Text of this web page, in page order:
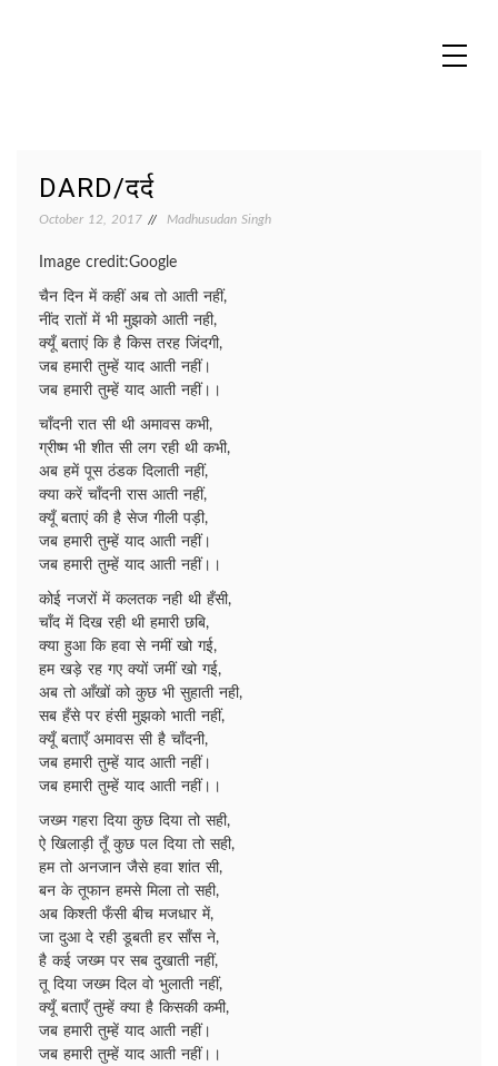
DARD/दर्द
October 12, 2017 Madhusudan Singh
Image credit:Google
चैन दिन में कहीं अब तो आती नहीं,
नींद रातों में भी मुझको आती नही,
क्यूँ बताएं कि है किस तरह जिंदगी,
जब हमारी तुम्हें याद आती नहीं।
जब हमारी तुम्हें याद आती नहीं।।
चाँदनी रात सी थी अमावस कभी,
ग्रीष्म भी शीत सी लग रही थी कभी,
अब हमें पूस ठंडक दिलाती नहीं,
क्या करें चाँदनी रास आती नहीं,
क्यूँ बताएं की है सेज गीली पड़ी,
जब हमारी तुम्हें याद आती नहीं।
जब हमारी तुम्हें याद आती नहीं।।
कोई नजरों में कलतक नही थी हँसी,
चाँद में दिख रही थी हमारी छबि,
क्या हुआ कि हवा से नमीं खो गई,
हम खड़े रह गए क्यों जमीं खो गई,
अब तो आँखों को कुछ भी सुहाती नही,
सब हँसे पर हंसी मुझको भाती नहीं,
क्यूँ बताएँ अमावस सी है चाँदनी,
जब हमारी तुम्हें याद आती नहीं।
जब हमारी तुम्हें याद आती नहीं।।
जख्म गहरा दिया कुछ दिया तो सही,
ऐ खिलाड़ी तूँ कुछ पल दिया तो सही,
हम तो अनजान जैसे हवा शांत सी,
बन के तूफान हमसे मिला तो सही,
अब किश्ती फँसी बीच मजधार में,
जा दुआ दे रही डूबती हर साँस ने,
है कई जख्म पर सब दुखाती नहीं,
तू दिया जख्म दिल वो भुलाती नहीं,
क्यूँ बताएँ तुम्हें क्या है किसकी कमी,
जब हमारी तुम्हें याद आती नहीं।
जब हमारी तुम्हें याद आती नहीं।।